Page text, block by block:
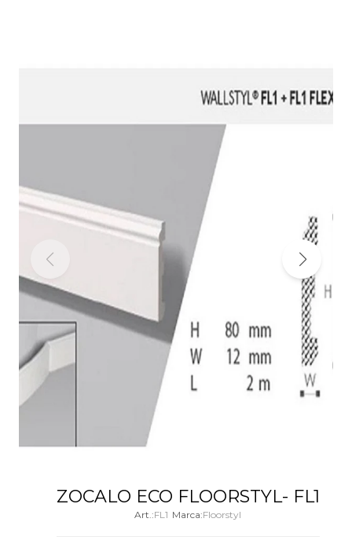
ZOCALO ECO FLOORSTYL- FL1
FL1 Floorstyl